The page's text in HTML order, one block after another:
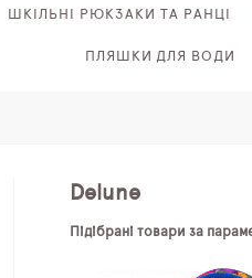
ШКІЛЬНІ РЮКЗАКИ ТА РАНЦІ
ПЛЯШКИ ДЛЯ ВОДИ
Delune
Підібрані товари за